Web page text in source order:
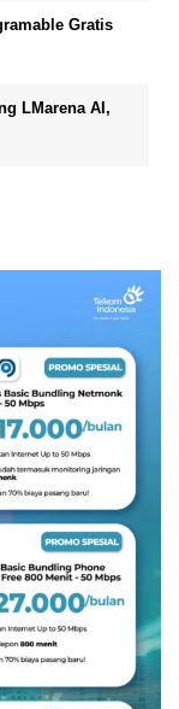
Gratis
LMarena AI,